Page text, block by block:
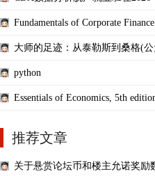
Fundamentals of Corporate Finance
大师的足迹：从泰勒斯到桑格(公
python
Essentials of Economics, 5th
推荐文章
关于悬赏论坛币和楼主允诺奖励